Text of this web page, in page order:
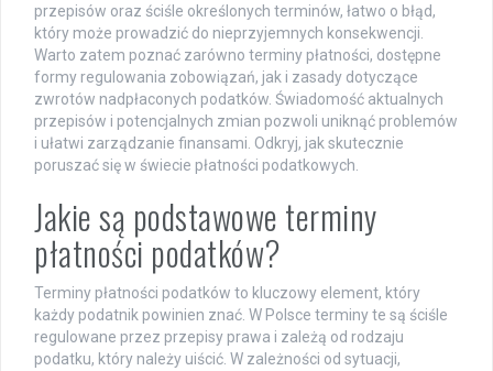
przepisów oraz ściśle określonych terminów, łatwo o błąd,
który może prowadzić do nieprzyjemnych konsekwencji.
Warto zatem poznać zarówno terminy płatności, dostępne
formy regulowania zobowiązań, jak i zasady dotyczące
zwrotów nadpłaconych podatków. Świadomość aktualnych
przepisów i potencjalnych zmian pozwoli uniknąć problemów
i ułatwi zarządzanie finansami. Odkryj, jak skutecznie
poruszać się w świecie płatności podatkowych.
Jakie są podstawowe terminy
płatności podatków?
Terminy płatności podatków to kluczowy element, który
każdy podatnik powinien znać. W Polsce terminy te są ściśle
regulowane przez przepisy prawa i zależą od rodzaju
podatku, który należy uiścić. W zależności od sytuacji,